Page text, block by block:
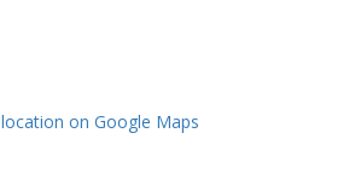
on Google Maps